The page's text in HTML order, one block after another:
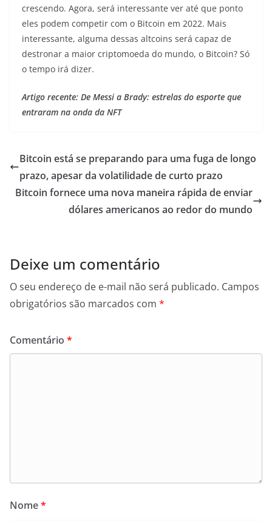
crescendo. Agora, será interessante ver até que ponto
eles podem competir com o Bitcoin em 2022. Mais
interessante, alguma dessas altcoins será capaz de
destronar a maior criptomoeda do mundo, o Bitcoin? Só
o tempo irá dizer.
Artigo recente: De Messi a Brady: estrelas do esporte que
entraram na onda da NFT
Bitcoin está se preparando para uma fuga de longo
prazo, apesar da volatilidade de curto prazo
Bitcoin fornece uma nova maneira rápida de enviar
dólares americanos ao redor do mundo
Deixe um comentário
O seu endereço de e-mail não será publicado. Campos
obrigatórios são marcados com *
Comentário *
Nome*